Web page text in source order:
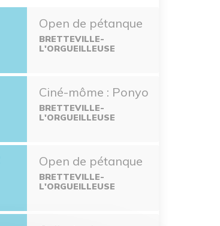
Open de pétanque
BRETTEVILLE-
L'ORGUEILLEUSE
Ciné-môme : Ponyo
BRETTEVILLE-
L'ORGUEILLEUSE
Open de pétanque
BRETTEVILLE-
L'ORGUEILLEUSE